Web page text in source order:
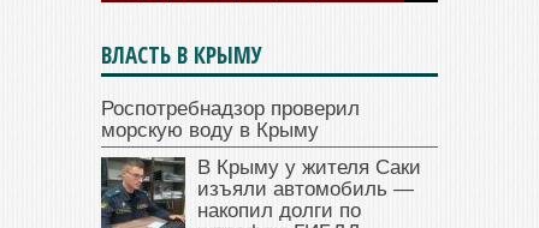
ВЛАСТЬ В КРЫМУ
Роспотребнадзор проверил
морскую воду в Крыму
В Крыму у жителя Саки
изъяли автомобиль —
накопил долги по